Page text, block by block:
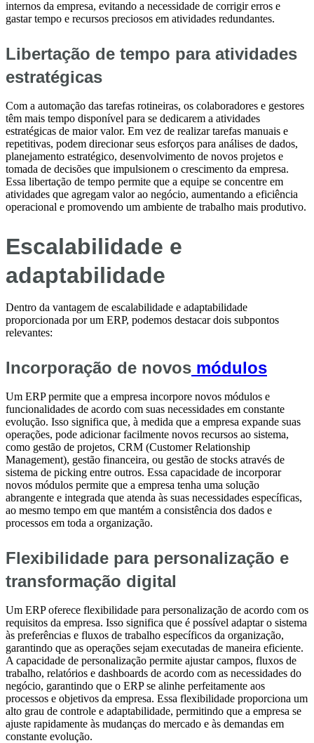
internos da empresa, evitando a necessidade de corrigir erros e
gastar tempo e recursos preciosos em atividades redundantes.
Libertação de tempo para atividades
estratégicas
Com a automação das tarefas rotineiras, os colaboradores e gestores
têm mais tempo disponível para se dedicarem a atividades
estratégicas de maior valor. Em vez de realizar tarefas manuais e
repetitivas, podem direcionar seus esforços para análises de dados,
planejamento estratégico, desenvolvimento de novos projetos e
tomada de decisões que impulsionem o crescimento da empresa.
Essa libertação de tempo permite que a equipe se concentre em
atividades que agregam valor ao negócio, aumentando a eficiência
operacional e promovendo um ambiente de trabalho mais produtivo.
Escalabilidade e
adaptabilidade
Dentro da vantagem de escalabilidade e adaptabilidade
proporcionada por um ERP, podemos destacar dois subpontos
relevantes:
Incorporação de novos módulos
Um ERP permite que a empresa incorpore novos módulos e
funcionalidades de acordo com suas necessidades em constante
evolução. Isso significa que, à medida que a empresa expande suas
operações, pode adicionar facilmente novos recursos ao sistema,
como gestão de projetos, CRM (Customer Relationship
Management), gestão financeira, ou gestão de stocks através de
sistema de picking entre outros. Essa capacidade de incorporar
novos módulos permite que a empresa tenha uma solução
abrangente e integrada que atenda às suas necessidades específicas,
ao mesmo tempo em que mantém a consistência dos dados e
processos em toda a organização.
Flexibilidade para personalização e
transformação digital
Um ERP oferece flexibilidade para personalização de acordo com os
requisitos da empresa. Isso significa que é possível adaptar o sistema
às preferências e fluxos de trabalho específicos da organização,
garantindo que as operações sejam executadas de maneira eficiente.
A capacidade de personalização permite ajustar campos, fluxos de
trabalho, relatórios e dashboards de acordo com as necessidades do
negócio, garantindo que o ERP se alinhe perfeitamente aos
processos e objetivos da empresa. Essa flexibilidade proporciona um
alto grau de controle e adaptabilidade, permitindo que a empresa se
ajuste rapidamente às mudanças do mercado e às demandas em
constante evolução.